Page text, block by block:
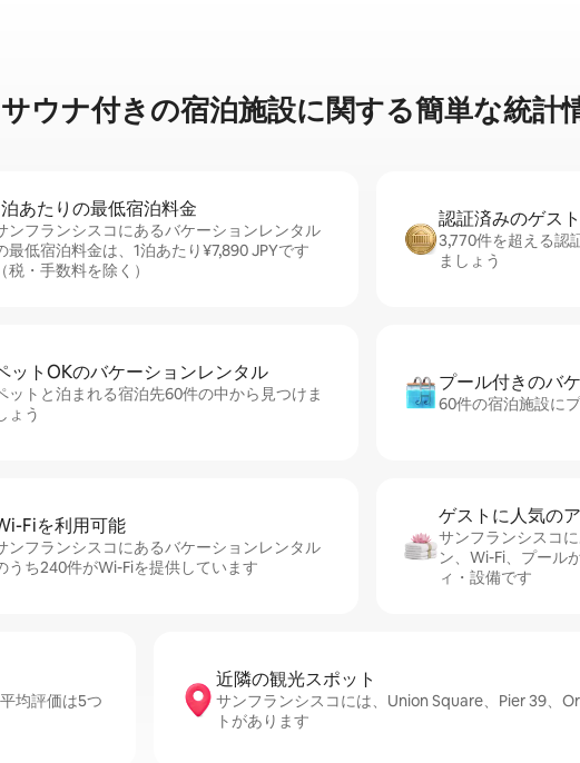
ウ⁠ナ⁠付⁠き⁠の宿⁠泊⁠施⁠設⁠に関⁠す⁠る簡⁠単⁠な統⁠計⁠
あたりの最⁠低⁠宿⁠泊⁠料⁠金
ンフランシスコにあるバケーションレンタル
最低宿泊料金は、1泊あたり¥7,890 JPYです
（税・手数料を除く）
認証済みのゲ⁠ス⁠
3,770件を超える認
ましょう
ットOKのバ⁠ケ⁠ー⁠シ⁠ョ⁠ンレ⁠ン⁠タ⁠ル
ットと泊まれる宿泊先60件の中から見つけま
ょう
プール付きのバ⁠
60件の宿泊施設に
Fiを利⁠用⁠可⁠能
ンフランシスコにあるバケーションレンタル
うち240件がWi-Fiを提供しています
ゲストに人⁠気⁠の
サンフランシスコ
ン、Wi-Fi、プール
ィ・設備です
均評価は5つ
近隣の観光ス⁠ポ⁠ッ⁠ト
サンフランシスコには、Union Square、Pier 39、
トがあります